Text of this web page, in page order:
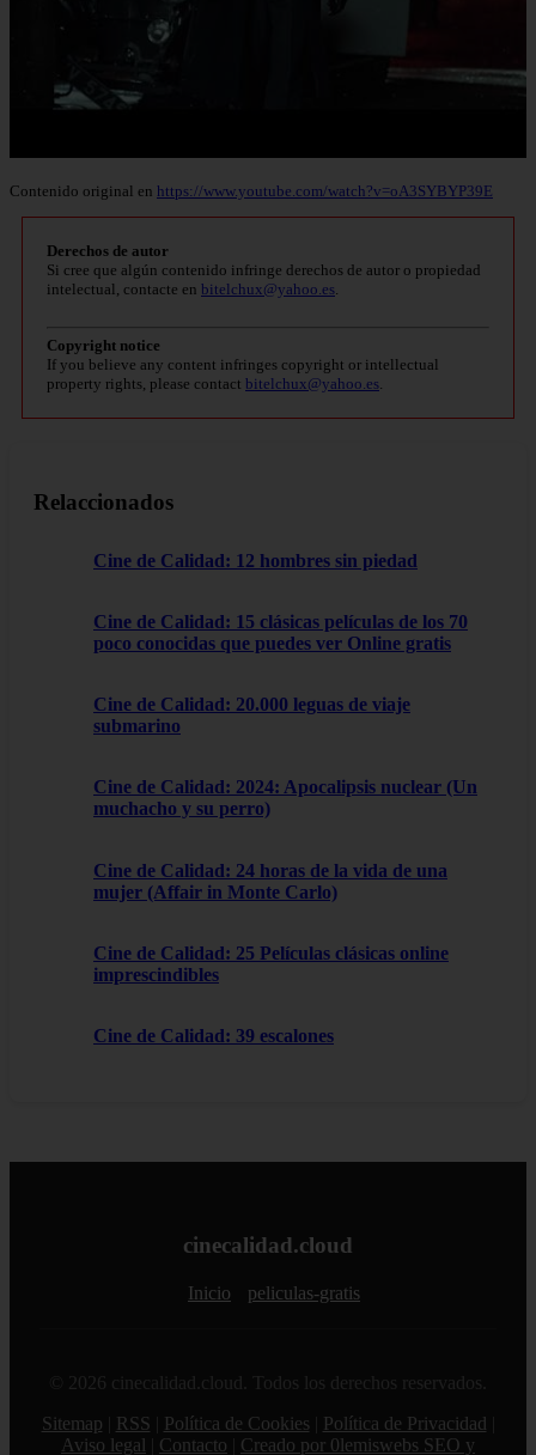
Contenido original en https://www.youtube.com/watch?v=oA3SYBYP39E
Derechos de autor
Si cree que algún contenido infringe derechos de autor o propiedad
intelectual, contacte en bitelchux@yahoo.es.
Copyright notice
If you believe any content infringes copyright or intellectual
property rights, please contact bitelchux@yahoo.es.
Relaccionados
Cine de Calidad: 12 hombres sin piedad
Cine de Calidad: 15 clásicas películas de los 70
poco conocidas que puedes ver Online gratis
Cine de Calidad: 20.000 leguas de viaje
submarino
Cine de Calidad: 2024: Apocalipsis nuclear (Un
muchacho y su perro)
Cine de Calidad: 24 horas de la vida de una
mujer (Affair in Monte Carlo)
Cine de Calidad: 25 Películas clásicas online
imprescindibles
Cine de Calidad: 39 escalones
cinecalidad.cloud
Inicio peliculas-gratis
© 2026 cinecalidad.cloud. Todos los derechos reservados.
Sitemap
RSS Política de Cookies Política de Privacidad
Aviso legal
Contacto Creado por 0lemiswebs SEO y